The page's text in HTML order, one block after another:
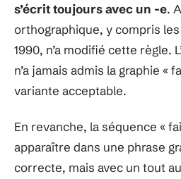
s’écrit toujours avec un -e.
orthographique, y compris
1990, n’a modifié cette règle.
n’a jamais admis la graphie «
variante acceptable.
En revanche, la séquence «
apparaître dans une phrase
correcte, mais avec un tout